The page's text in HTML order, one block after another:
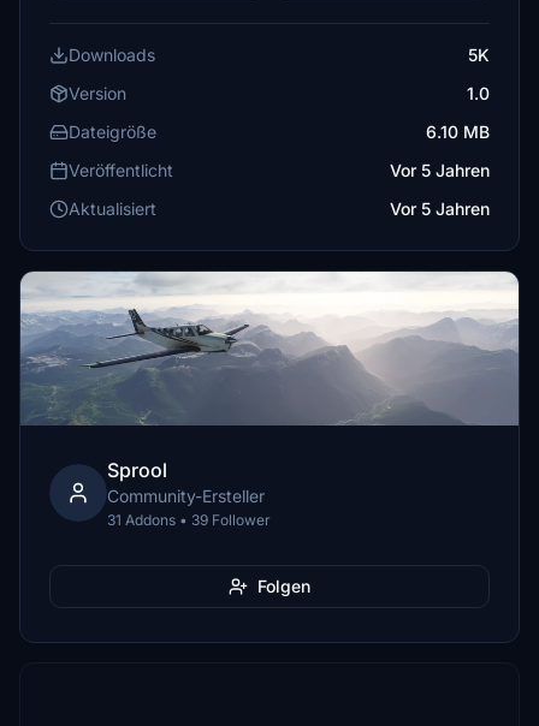
Downloads
5K
Version
1.0
Dateigröße
6.10 MB
Veröffentlicht
Vor 5 Jahren
Aktualisiert
Vor 5 Jahren
Sprool
Community-Ersteller
31 Addons • 39 Follower
Folgen